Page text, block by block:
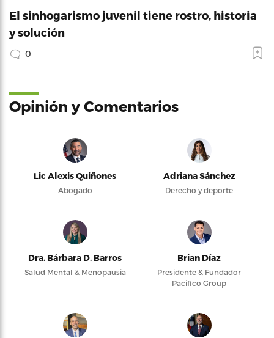
El sinhogarismo juvenil tiene rostro, historia
y solución
0
Opinión y Comentarios
Lic Alexis Quiñones
Abogado
Adriana Sánchez
Derecho y deporte
Dra. Bárbara D. Barros
Salud Mental & Menopausia
Brian Díaz
Presidente & Fundador
Pacifico Group